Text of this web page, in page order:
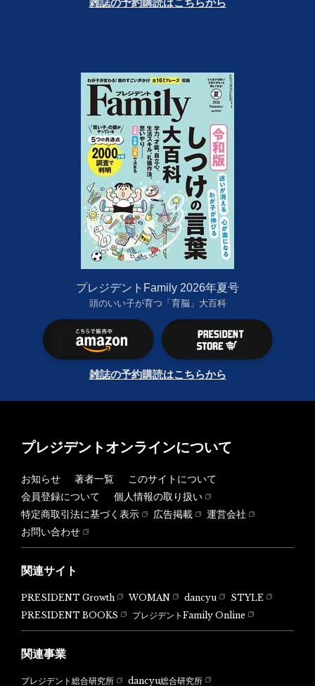
プレジデントFamily 2026年夏号
頭のいい子が育つ「育脳」大百科
雑誌の予約購読はこちらから
プレジデントオンラインについて
お知らせ 著者一覧
このサイトについて
会員登録について
個人情報の取り扱い
特定商取引法に基づく表示
広告掲載
運営会社
お問い合わせ
関連サイト
PRESIDENT Growth WOMAN dancyu
STYLE
PRESIDENT BOOKS
プレジデントFamily Online
関連事業
プレジデント総合研究所 dancyu総合研究所